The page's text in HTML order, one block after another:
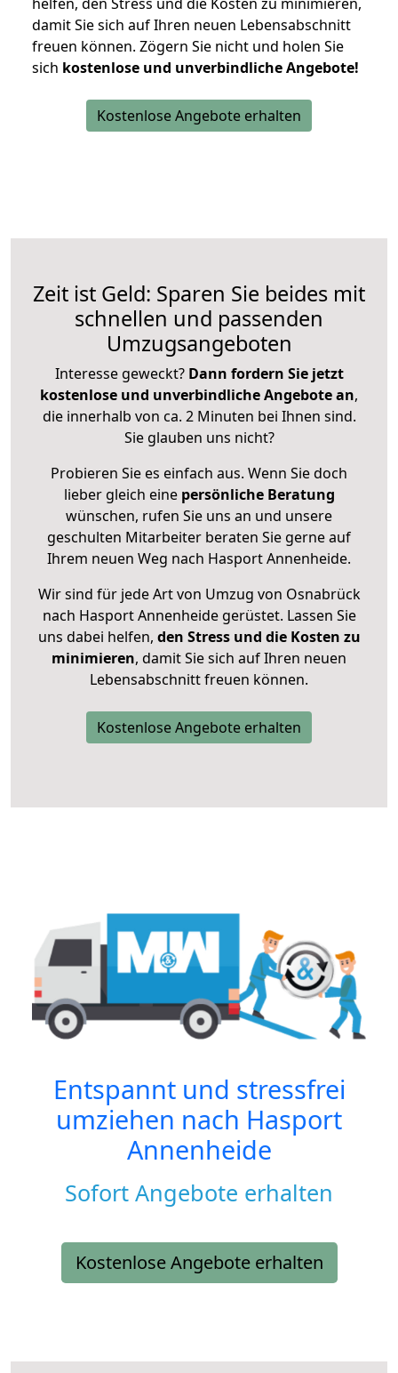
damit Sie sich auf Ihren neuen Lebensabschnitt
freuen können. Zögern Sie nicht und holen Sie
sich kostenlose und unverbindliche Angebote!
Kostenlose Angebote erhalten
Zeit ist Geld: Sparen Sie beides mit
schnellen und passenden
Umzugsangeboten
Interesse geweckt? Dann fordern Sie jetzt
kostenlose und unverbindliche Angebote an,
die innerhalb von ca. 2 Minuten bei Ihnen sind.
Sie glauben uns nicht?
Probieren Sie es einfach aus. Wenn Sie doch
lieber gleich eine persönliche Beratung
wünschen, rufen Sie uns an und unsere
geschulten Mitarbeiter beraten Sie gerne auf
Ihrem neuen Weg nach Hasport Annenheide.
Wir sind für jede Art von Umzug von Osnabrück
nach Hasport Annenheide gerüstet. Lassen Sie
uns dabei helfen, den Stress und die Kosten zu
minimieren, damit Sie sich auf Ihren neuen
Lebensabschnitt freuen können.
Kostenlose Angebote erhalten
Entspannt und stressfrei
umziehen nach Hasport
Annenheide
Sofort Angebote erhalten
Kostenlose Angebote erhalten